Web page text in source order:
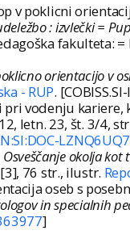
v poklicni
: izvlečki =
fakulteta:
orientacijo v
- RUP.
pri vodenju
letn. 23, št. 3/4,
LZNQ6UQ7
Osveščanje okolja
76 str., ilustr.
oseb s
in specialnih
]